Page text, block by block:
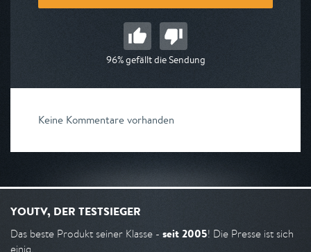
96% gefällt die Sendung
Keine Kommentare vorhanden
YOUTV, DER TESTSIEGER
Das beste Produkt seiner Klasse - seit 2005! Die Presse ist sich
einig.